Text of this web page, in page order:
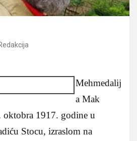
Mehmedalij
a Mak
oktobra 1917. godine u
Stocu, izraslom na